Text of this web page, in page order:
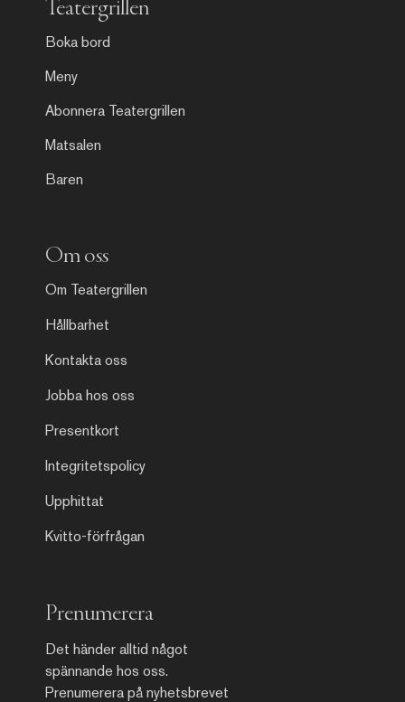
Teatergrillen
Boka bord
Meny
Abonnera Teatergrillen
Matsalen
Baren
Om oss
Om Teatergrillen
Hållbarhet
Kontakta oss
Jobba hos oss
Presentkort
Integritetspolicy
Upphittat
Kvitto-förfrågan
Prenumerera
Det händer alltid något
spännande hos oss.
Prenumerera på nyhetsbrevet